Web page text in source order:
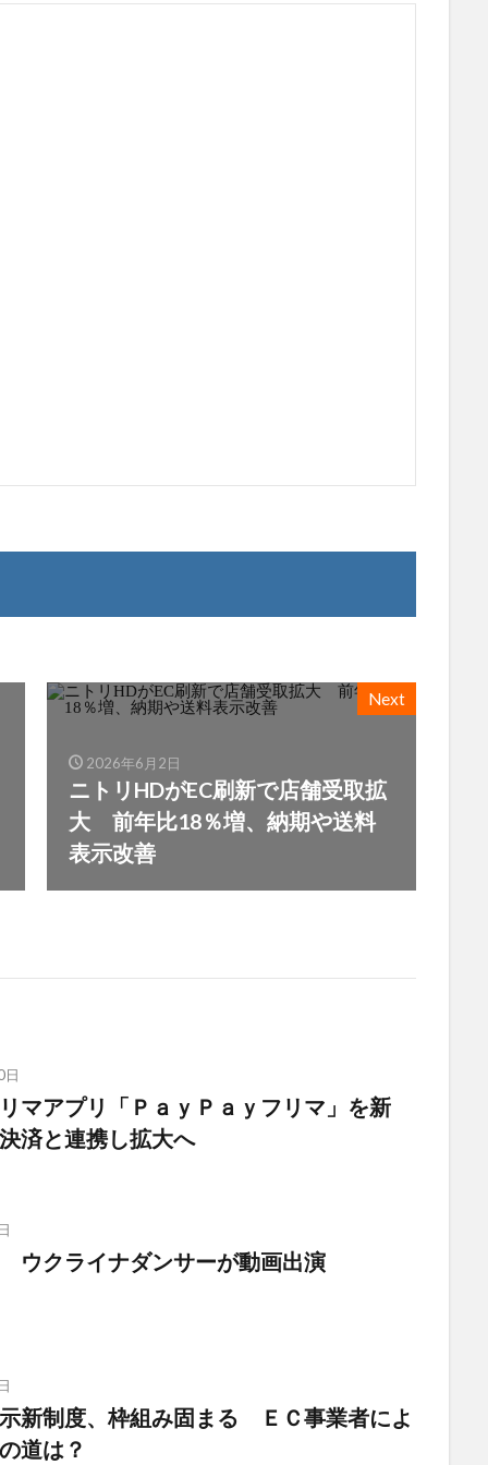
Next
2026年6月2日
ニトリHDがEC刷新で店舗受取拡
大 前年比18％増、納期や送料
表示改善
マアプリ「ＰａｙＰａｙフリマ」を新
済と連携し拡大へ
ウクライナダンサーが動画出演
新制度、枠組み固まる ＥＣ事業者によ
道は？